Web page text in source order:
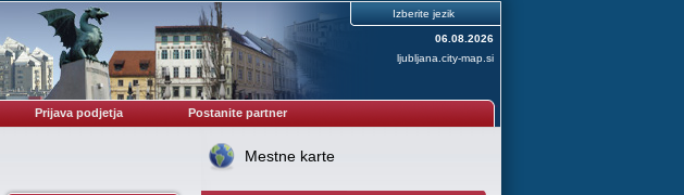
Izberite jezik
06.08.2026
ljubljana.city-map.si
Prijava podjetja Postanite partner
Mestne karte